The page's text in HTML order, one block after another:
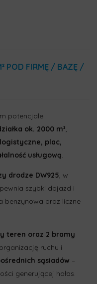
POD FIRMĘ / BAZĘ /
potencjale
ok. 2000 m²,
plac,
usługową.
drodze DW925, w
szybki dojazd i
benzynowa oraz liczne
teren oraz 2 bramy
ruchu i
sąsiadów –
generującej hałas.